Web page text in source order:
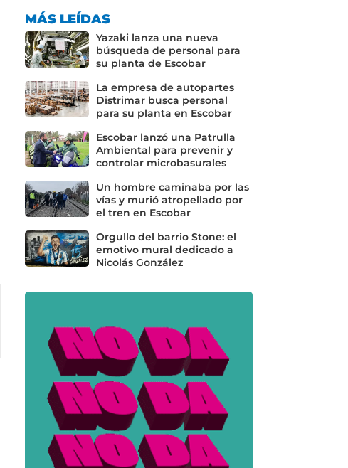
MÁS LEÍDAS
Yazaki lanza una nueva
búsqueda de personal para
su planta de Escobar
La empresa de autopartes
Distrimar busca personal
para su planta en Escobar
Escobar lanzó una Patrulla
Ambiental para prevenir y
controlar microbasurales
Un hombre caminaba por las
vías y murió atropellado por
el tren en Escobar
Orgullo del barrio Stone: el
emotivo mural dedicado a
Nicolás González